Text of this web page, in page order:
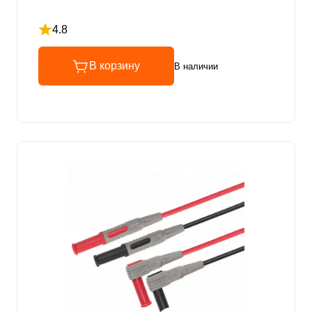
4.8
Рейтинг 4.8 из 5
В корзину В наличии